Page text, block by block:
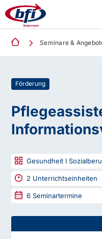
Seminare &
Förderung
Gesundheit I
2 Unterrichtseinheiten
6 Seminartermine